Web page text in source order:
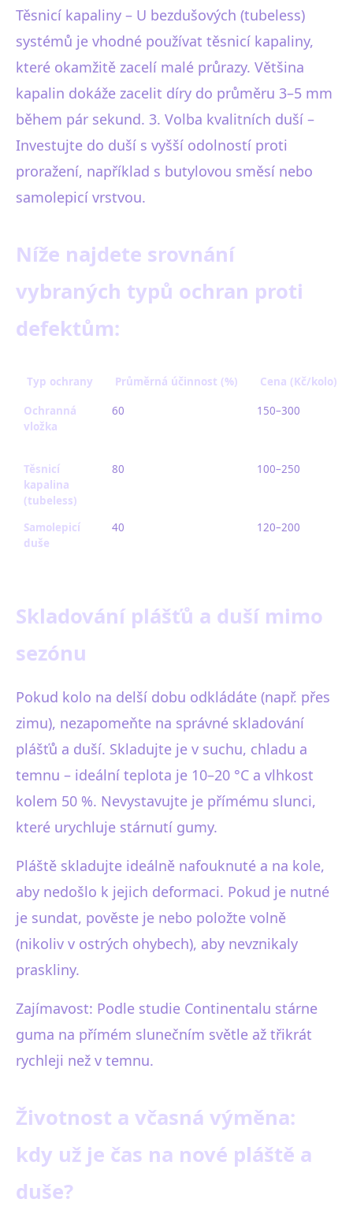
Těsnicí kapaliny – U bezdušových (tubeless)
systémů je vhodné používat těsnicí kapaliny,
které okamžitě zacelí malé průrazy. Většina
kapalin dokáže zacelit díry do průměru 3–5 mm
během pár sekund. 3. Volba kvalitních duší –
Investujte do duší s vyšší odolností proti
proražení, například s butylovou směsí nebo
samolepicí vrstvou.
Níže najdete srovnání
vybraných typů ochran proti
defektům:
Typ ochrany Průměrná účinnost (%) Cena (Kč/kolo)
Ochranná
vložka
60 150–300
Těsnicí
kapalina
(tubeless)
80 100–250
Samolepicí
duše
40 120–200
Skladování plášťů a duší mimo
sezónu
Pokud kolo na delší dobu odkládáte (např. přes
zimu), nezapomeňte na správné skladování
plášťů a duší. Skladujte je v suchu, chladu a
temnu – ideální teplota je 10–20 °C a vlhkost
kolem 50 %. Nevystavujte je přímému slunci,
které urychluje stárnutí gumy.
Pláště skladujte ideálně nafouknuté a na kole,
aby nedošlo k jejich deformaci. Pokud je nutné
je sundat, pověste je nebo položte volně
(nikoliv v ostrých ohybech), aby nevznikaly
praskliny.
Zajímavost: Podle studie Continentalu stárne
guma na přímém slunečním světle až třikrát
rychleji než v temnu.
Životnost a včasná výměna:
kdy už je čas na nové pláště a
duše?